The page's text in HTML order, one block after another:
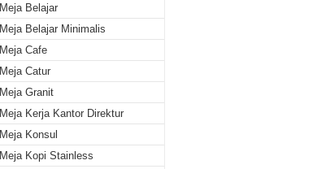
Meja Belajar
Meja Belajar Minimalis
Meja Cafe
Meja Catur
Meja Granit
Meja Kerja Kantor Direktur
Meja Konsul
Meja Kopi Stainless